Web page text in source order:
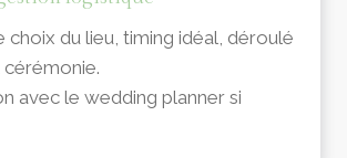
choix du lieu, timing idéal, déroulé
avec le wedding planner si